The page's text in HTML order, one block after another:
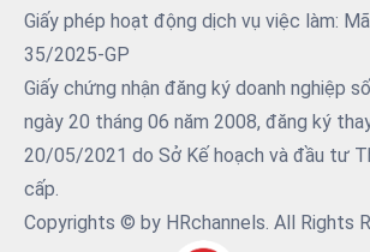
Giấy phép hoạt động dịch vụ việc làm:
35/2025-GP
Giấy chứng nhận đăng ký doanh nghiệp
ngày 20 tháng 06 năm 2008, đăng ký
20/05/2021 do Sở Kế hoạch và đầu tư
cấp.
Copyrights © by HRchannels. All Rights